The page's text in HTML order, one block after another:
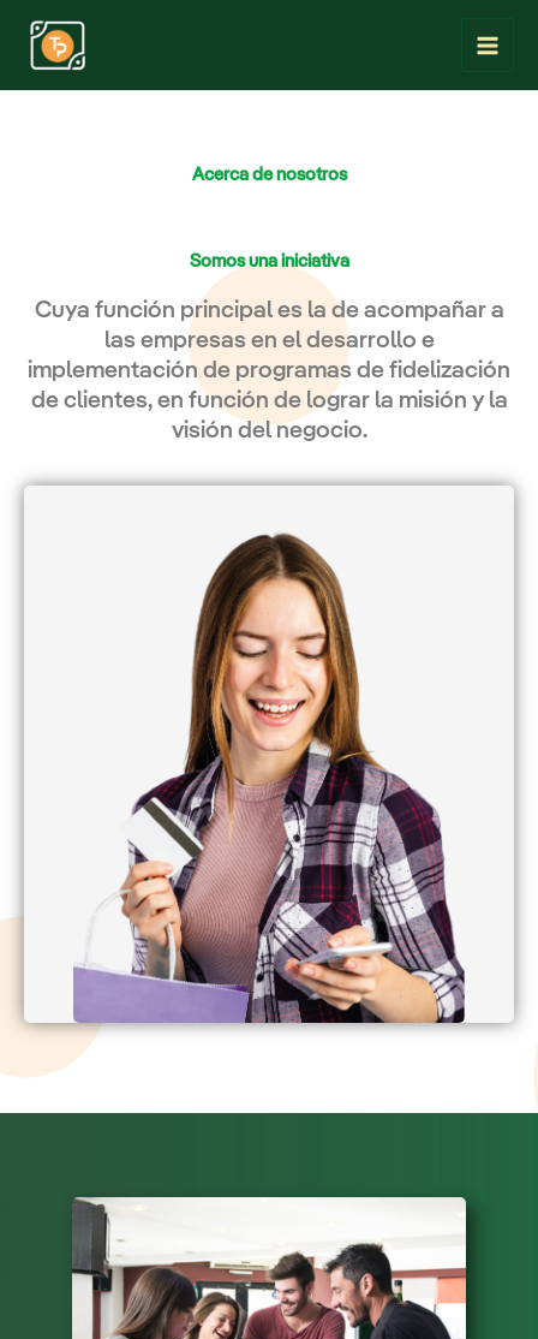
contenido
Acerca de nosotros
Somos una iniciativa
Cuya función principal es la de acompañar a
las empresas en el desarrollo e
implementación de programas de fidelización
de clientes, en función de lograr la misión y la
visión del negocio.